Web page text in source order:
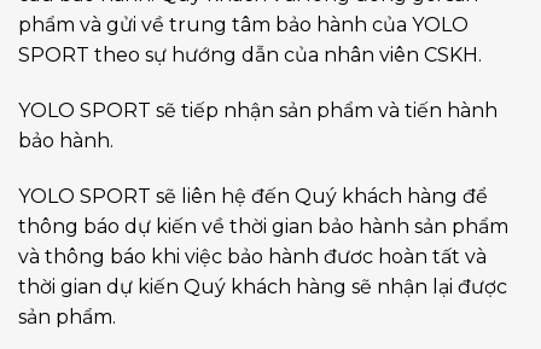
phẩm và gửi về trung tâm bảo hành của YOLO
SPORT theo sự hướng dẫn của nhân viên CSKH.
YOLO SPORT sẽ tiếp nhận sản phẩm và tiến hành
bảo hành.
YOLO SPORT sẽ liên hệ đến Quý khách hàng để
thông báo dự kiến về thời gian bảo hành sản phẩm
và thông báo khi việc bảo hành đươc hoàn tất và
thời gian dự kiến Quý khách hàng sẽ nhận lại được
sản phẩm.